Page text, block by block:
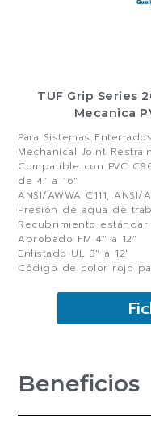
TUF Grip Series
Mecanica
Para Sistemas
Mechanical Joint
Compatible con PVC
de 4″ a 16″
ANSI/AWWA C111, ANSI/
Presión de agua de
Recubrimiento
Aprobado FM 4″ a 12″
Enlistado UL 3″ a 12″
Código de color rojo
Beneficios